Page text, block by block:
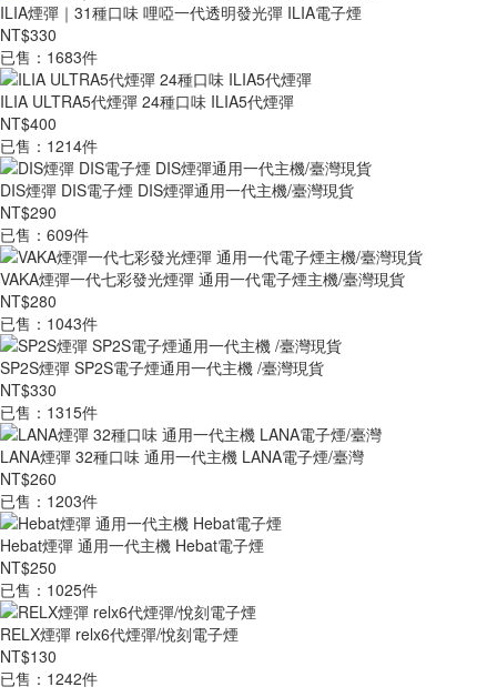
ILIA煙彈｜31種口味 哩啞一代透明發光彈 ILIA電子煙
NT$330
已售：1683件
ILIA ULTRA5代煙彈 24種口味 ILIA5代煙彈
NT$400
已售：1214件
DIS煙彈 DIS電子煙 DIS煙彈通用一代主機/臺灣現貨
NT$290
已售：609件
VAKA煙彈一代七彩發光煙彈 通用一代電子煙主機/臺灣現貨
NT$280
已售：1043件
SP2S煙彈 SP2S電子煙通用一代主機 /臺灣現貨
NT$330
已售：1315件
LANA煙彈 32種口味 通用一代主機 LANA電子煙/臺灣
NT$260
已售：1203件
Hebat煙彈 通用一代主機 Hebat電子煙
NT$250
已售：1025件
RELX煙彈 relx6代煙彈/悅刻電子煙
NT$130
已售：1242件